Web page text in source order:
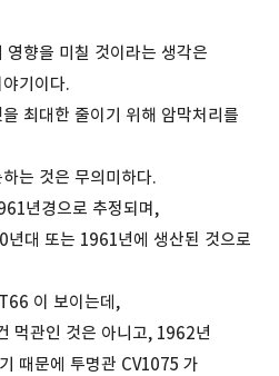
향을 미칠 것이라는 생각은
기이다.
최대한 줄이기 위해 암막처리를
는 것은 무의미하다.
년경으로 추정되며,
대 또는 1961년에 생산된 것으로
이 보이는데,
먹관인 것은 아니고, 1962년
때문에 투명관 CV1075 가